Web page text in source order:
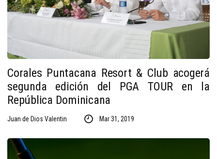
Corales Puntacana Resort & Club acogerá
segunda edición del PGA TOUR en la
República Dominicana
Juan de Dios Valentin Mar 31, 2019